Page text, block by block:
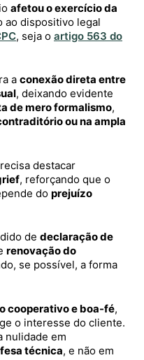
afetou o exercício da
ao dispositivo legal
, seja o artigo 563 do
a conexão direta entre
, deixando evidente
de mero formalismo,
ou na ampla
destacar
, reforçando que o
do prejuízo
de declaração de
renovação do
se possível, a forma
cooperativo e boa-fé,
o interesse do cliente.
nulidade em
técnica, e não em